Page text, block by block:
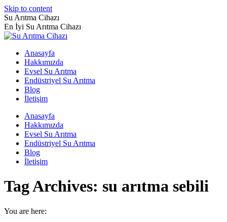
Skip to content
Su Arıtma Cihazı
En İyi Su Arıtma Cihazı
Anasayfa
Hakkımızda
Evsel Su Arıtma
Endüstriyel Su Arıtma
Blog
İletişim
Anasayfa
Hakkımızda
Evsel Su Arıtma
Endüstriyel Su Arıtma
Blog
İletişim
Tag Archives: su arıtma sebili
You are here: